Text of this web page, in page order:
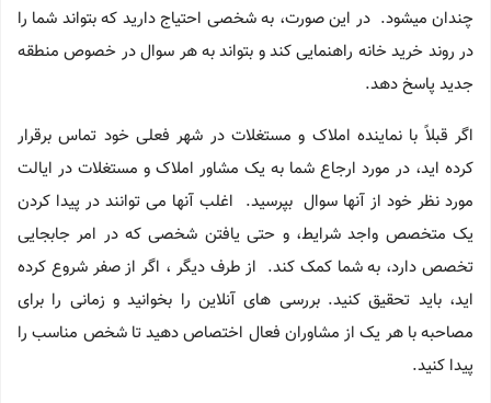
چندان میشود. در این صورت، به شخصی احتیاج دارید که بتواند شما را
در روند خرید خانه راهنمایی کند و بتواند به هر سوال در خصوص منطقه
جدید پاسخ دهد.
اگر قبلاً با نماینده املاک و مستغلات در شهر فعلی خود تماس برقرار
کرده اید، در مورد ارجاع شما به یک مشاور املاک و مستغلات در ایالت
مورد نظر خود از آنها سوال بپرسید. اغلب آنها می توانند در پیدا کردن
یک متخصص واجد شرایط، و حتی یافتن شخصی که در امر جابجایی
تخصص دارد، به شما کمک کند. از طرف دیگر ، اگر از صفر شروع کرده
اید، باید تحقیق کنید. بررسی های آنلاین را بخوانید و زمانی را برای
مصاحبه با هر یک از مشاوران فعال اختصاص دهید تا شخص مناسب را
پیدا کنید.